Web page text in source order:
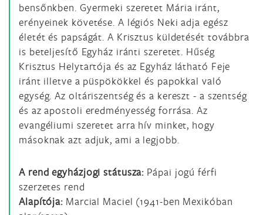
bensőnkben. Gyermeki szeretet Mária iránt,
erényeinek követése. A légiós Neki adja egész
életét és papságát. A Krisztus küldetését továbbra
is beteljesítő Egyház iránti szeretet. Hűség
Krisztus Helytartója és az Egyház látható Feje
iránt illetve a püspökökkel és papokkal való
egység. Az oltáriszentség és a kereszt - a szentség
és az apostoli eredményesség forrása. Az
evangéliumi szeretet arra hív minket, hogy
másoknak azt adjuk, ami a legjobb.
A rend egyházjogi státusza: Pápai jogú férfi
szerzetes rend
Alapítója: Marcial Maciel (1941-ben Mexikóban